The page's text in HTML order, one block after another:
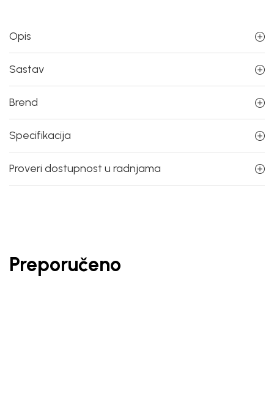
Opis
Sastav
Brend
Specifikacija
Proveri dostupnost u radnjama
Preporučeno